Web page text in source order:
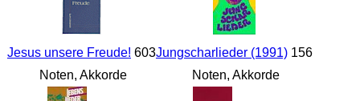
Jesus unsere Freude! 603
Noten, Akkorde
Jungscharlieder (1991)156
Noten, Akkorde